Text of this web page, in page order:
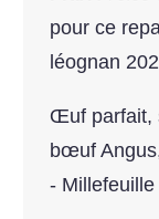
pour ce
léognan
Œuf parfait,
bœuf
-